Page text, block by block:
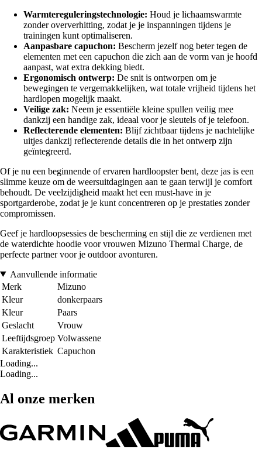
Warmtereguleringstechnologie: Houd je lichaamswarmte
zonder oververhitting, zodat je je inspanningen tijdens je
trainingen kunt optimaliseren.
Aanpasbare capuchon: Bescherm jezelf nog beter tegen de
elementen met een capuchon die zich aan de vorm van je hoofd
aanpast, wat extra dekking biedt.
Ergonomisch ontwerp: De snit is ontworpen om je
bewegingen te vergemakkelijken, wat totale vrijheid tijdens het
hardlopen mogelijk maakt.
Veilige zak: Neem je essentiële kleine spullen veilig mee
dankzij een handige zak, ideaal voor je sleutels of je telefoon.
Reflecterende elementen: Blijf zichtbaar tijdens je nachtelijke
uitjes dankzij reflecterende details die in het ontwerp zijn
geïntegreerd.
Of je nu een beginnende of ervaren hardloopster bent, deze jas is een
slimme keuze om de weersuitdagingen aan te gaan terwijl je comfort
behoudt. De veelzijdigheid maakt het een must-have in je
sportgarderobe, zodat je je kunt concentreren op je prestaties zonder
compromissen.
Geef je hardloopsessies de bescherming en stijl die ze verdienen met
de waterdichte hoodie voor vrouwen Mizuno Thermal Charge, de
perfecte partner voor je outdoor avonturen.
Aanvullende informatie
Merk
Mizuno
Kleur
donkerpaars
Kleur
Paars
Geslacht
Vrouw
Leeftijdsgroep Volwassene
Karakteristiek Capuchon
Loading...
Loading...
Al onze merken